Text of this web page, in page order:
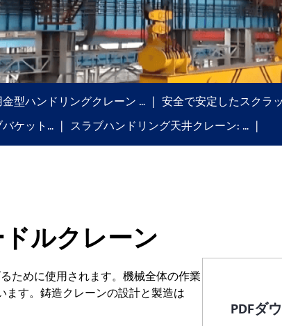
金型ハンドリングクレーン … 安全で安定したスクラ
ケット…
スラブハンドリング天井クレーン: …
ルクレーン
ために使用されます。機械全体の作業
ます。鋳造クレーンの設計と製造は
PDFダ